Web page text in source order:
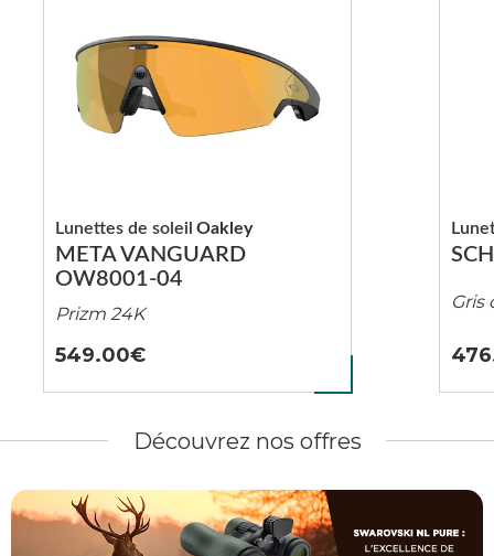
META VANGUARD
OW8001-04
Lunettes de soleil Oakley
Prizm 24K
549.00
Gris
Découvrez nos offres